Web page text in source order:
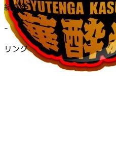
結成年
-
リンク